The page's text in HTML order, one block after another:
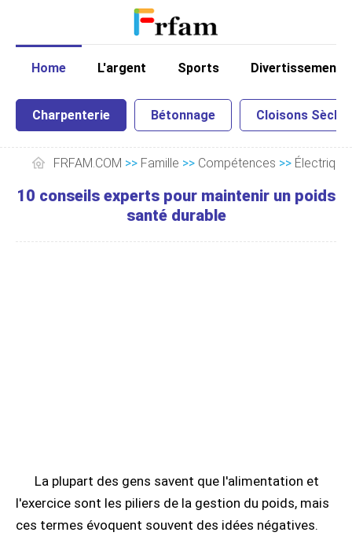
Home L'argent Sports Divertissement
Charpenterie Bétonnage Cloisons
FRFAM.COM >> Famille >> Compétences >> Électrique
10 conseils experts pour maintenir un poids
santé durable
La plupart des gens savent que l'alimentation et
l'exercice sont les piliers de la gestion du poids, mais
ces termes évoquent souvent des idées négatives.